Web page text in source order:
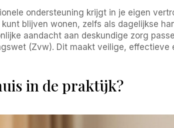
ondersteuning krijgt in je eigen
blijven wonen, zelfs als dagelijkse
aandacht aan deskundige zorg
(Zvw). Dit maakt veilige,
in de praktijk?